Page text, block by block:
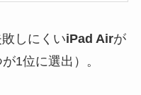
しにくいiPad Airが
1位に選出）。